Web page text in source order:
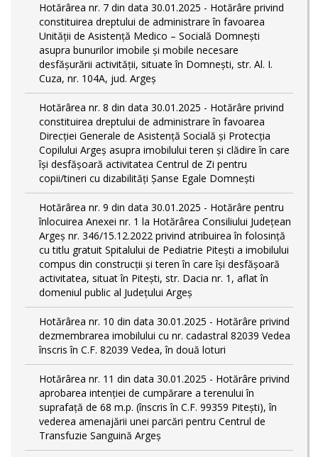
Hotărârea nr. 7 din data 30.01.2025 - Hotărâre privind
constituirea dreptului de administrare în favoarea
Unității de Asistență Medico – Socială Domnești
asupra bunurilor imobile și mobile necesare
desfășurării activității, situate în Domnești, str. Al. I.
Cuza, nr. 104A, jud. Argeș
Hotărârea nr. 8 din data 30.01.2025 - Hotărâre privind
constituirea dreptului de administrare în favoarea
Direcției Generale de Asistență Socială și Protecția
Copilului Argeș asupra imobilului teren și clădire în care
își desfășoară activitatea Centrul de Zi pentru
copii/tineri cu dizabilități Șanse Egale Domnești
Hotărârea nr. 9 din data 30.01.2025 - Hotărâre pentru
înlocuirea Anexei nr. 1 la Hotărârea Consiliului Județean
Argeș nr. 346/15.12.2022 privind atribuirea în folosință
cu titlu gratuit Spitalului de Pediatrie Pitești a imobilului
compus din construcții și teren în care își desfășoară
activitatea, situat în Pitești, str. Dacia nr. 1, aflat în
domeniul public al Județului Argeș
Hotărârea nr. 10 din data 30.01.2025 - Hotărâre privind
dezmembrarea imobilului cu nr. cadastral 82039 Vedea
înscris în C.F. 82039 Vedea, în două loturi
Hotărârea nr. 11 din data 30.01.2025 - Hotărâre privind
aprobarea intenției de cumpărare a terenului în
suprafață de 68 m.p. (înscris în C.F. 99359 Pitești), în
vederea amenajării unei parcări pentru Centrul de
Transfuzie Sanguină Argeș